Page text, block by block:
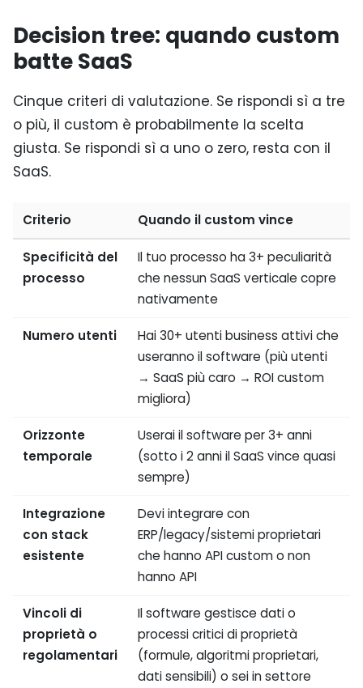
Decision tree: quando custom
batte SaaS
Cinque criteri di valutazione. Se rispondi sì a tre
o più, il custom è probabilmente la scelta
giusta. Se rispondi sì a uno o zero, resta con il
SaaS.
Criterio Quando il custom vince
Specificità del
processo
Il tuo processo ha 3+ peculiarità
che nessun SaaS verticale copre
nativamente
Numero utenti
Hai 30+ utenti business attivi che
useranno il software (più utenti
→ SaaS più caro → ROI custom
migliora)
Orizzonte
temporale
Userai il software per 3+ anni
(sotto i 2 anni il SaaS vince quasi
sempre)
Integrazione
con stack
esistente
Devi integrare con
ERP/legacy/sistemi proprietari
che hanno API custom o non
hanno API
Vincoli di
proprietà o
regolamentari
Il software gestisce dati o
processi critici di proprietà
(formule, algoritmi proprietari,
dati sensibili) o sei in settore